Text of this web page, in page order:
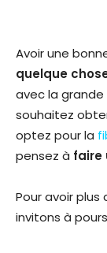
Avoir une
quelque
avec la
souhaitez
optez pour la
pensez à faire
Pour avoir plus
invitons à